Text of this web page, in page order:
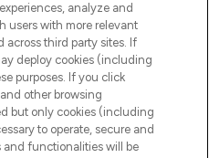
cookie
My Personal
analyze and
users with more relevant
across third party sites. If
deploy cookies (including
purposes. If you click
and other browsing
but only cookies (including
to operate, secure and
and functionalities will be